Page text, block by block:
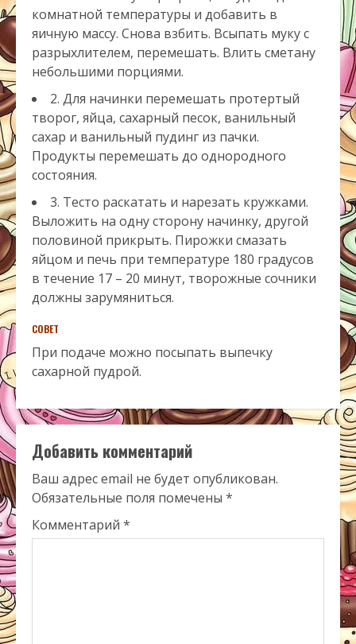
комнатной температуры и добавить в
яичную массу. Снова взбить. Всыпать муку с
разрыхлителем, перемешать. Влить сметану
небольшими порциями.
2. Для начинки перемешать протертый
творог, яйца, сахарный песок, ванильный
сахар и ванильный пудинг из пачки.
Продукты перемешать до однородного
состояния.
3. Тесто раскатать и нарезать кружками.
Выложить на одну сторону начинку, другой
половиной прикрыть. Пирожки смазать
яйцом и печь при температуре 180 градусов
в течение 17 – 20 минут, творожные сочники
должны зарумяниться.
СОВЕТ
При подаче можно посыпать выпечку
сахарной пудрой.
Добавить комментарий
Ваш адрес email не будет опубликован.
Обязательные поля помечены *
Комментарий *